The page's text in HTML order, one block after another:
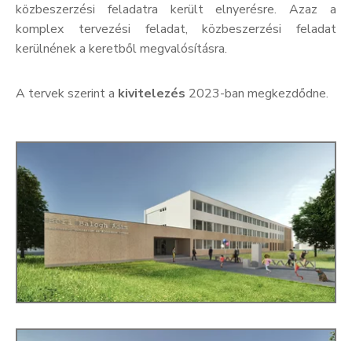
közbeszerzési feladatra került elnyerésre. Azaz a
komplex tervezési feladat, közbeszerzési feladat
kerülnének a keretből megvalósításra.
A tervek szerint a kivitelezés 2023-ban megkezdődne.